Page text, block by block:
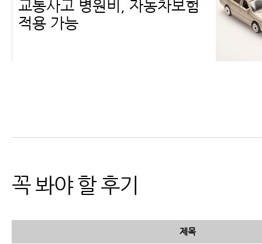
교통사고 병원비, 자동차보험
적용 가능
능 부위와 진단
꼭 봐야 할 후기
제목